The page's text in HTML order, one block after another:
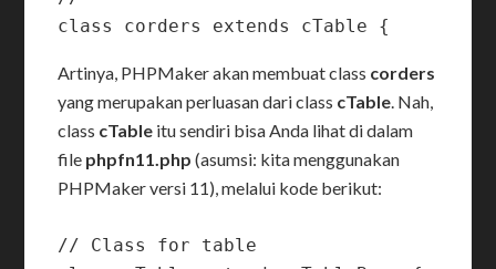
Artinya, PHPMaker akan membuat class corders
yang merupakan perluasan dari class cTable. Nah,
class cTable itu sendiri bisa Anda lihat di dalam
file phpfn11.php (asumsi: kita menggunakan
PHPMaker versi 11), melalui kode berikut:
// Class for table